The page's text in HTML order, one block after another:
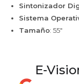
Sintonizador
Sistema
Tamaño: 55"
E-